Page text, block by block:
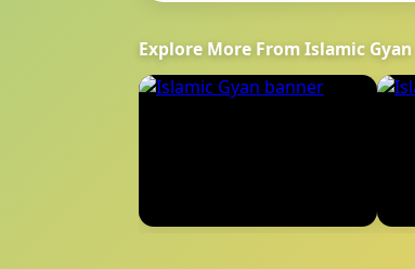
Explore More From Islamic Gyan